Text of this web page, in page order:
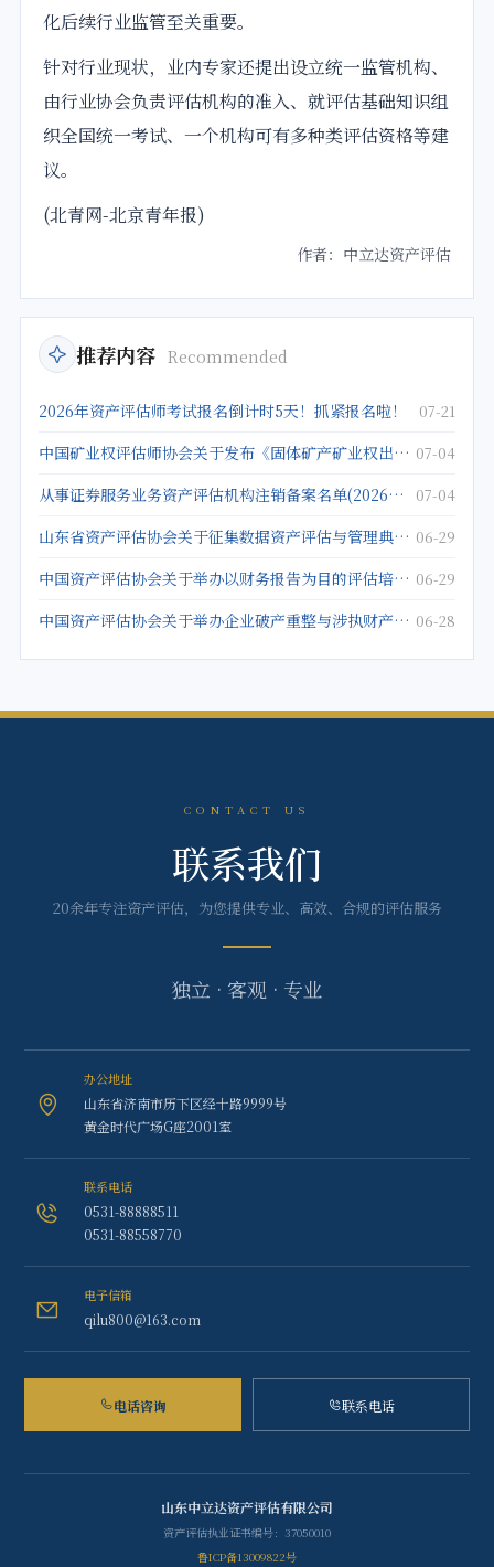
化后续行业监管至关重要。
针对行业现状，业内专家还提出设立统一监管机构、
由行业协会负责评估机构的准入、就评估基础知识组
织全国统一考试、一个机构可有多种类评估资格等建
议。
(北青网-北京青年报)
作者：中立达资产评估
推荐内容 Recommended
2026年资产评估师考试报名倒计时5天！抓紧报名啦！ 07-21
中国矿业权评估师协会关于发布《固体矿产矿业权出让底价评估应用指南》的公告 07-04
从事证券服务业务资产评估机构注销备案名单(2026年5月25日) 07-04
山东省资产评估协会关于征集数据资产评估与管理典型案例的通知 06-29
中国资产评估协会关于举办以财务报告为目的评估培训班的通知 06-29
中国资产评估协会关于举办企业破产重整与涉执财产评估培训班的通知 06-28
CONTACT US
联系我们
20余年专注资产评估，为您提供专业、高效、合规的评估服务
独立 · 客观 · 专业
办公地址
山东省济南市历下区经十路9999号
黄金时代广场G座2001室
联系电话
0531-88888511
0531-88558770
电子信箱
qilu800@163.com
电话咨询 联系电话
山东中立达资产评估有限公司
资产评估执业证书编号：37050010
鲁ICP备13009822号